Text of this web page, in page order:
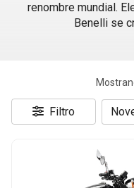
renombre mundial.
Benelli se
Filtro